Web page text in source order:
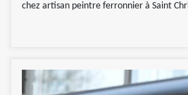
chez artisan peintre ferronnier à Saint